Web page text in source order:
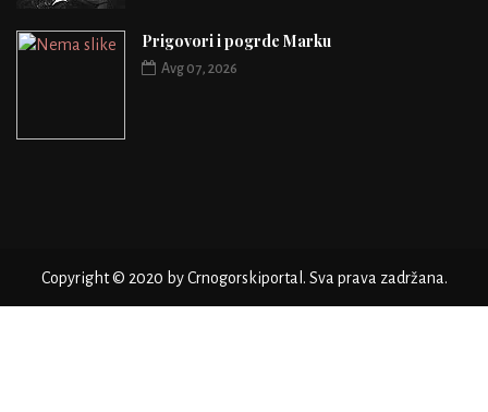
Prigovori i pogrde Marku
Avg 07, 2026
Copyright © 2020 by Crnogorskiportal. Sva prava zadržana.